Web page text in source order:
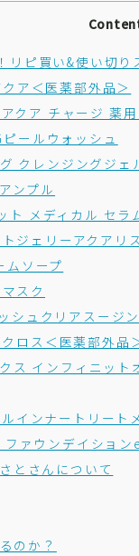
リピ買い&使い切り
ア＜医薬部外品＞
クア チャージ 薬
ールウォッシュ
クレンジングジェ
ンプル
ト メディカル セラ
ジェリーアクアリ
ムソープ
スク
シュクリアスージ
ロス＜医薬部外品
ス インフィニット
インナートリート
ファウンデイション
とさんについて
のか？